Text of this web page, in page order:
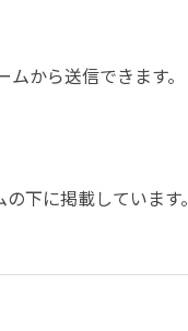
から送信できます。
下に掲載しています。